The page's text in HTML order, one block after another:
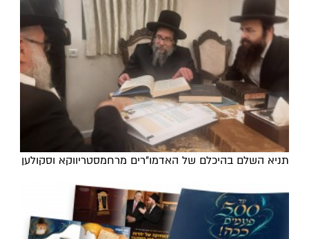
תניא השלם בהיכלם של האדמו"רים מרחמסטריווקא וסקולען